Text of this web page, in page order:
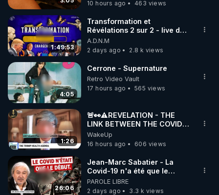
10 hours ago
463 views
1:49:53
Transformation et
Révélations 2 sur 2 - live du
07/08/26
A.D.N.M
2 days ago
2.8 k views
4:05
Cerrone - Supernature
Retro Video Vault
17 hours ago
565 views
1:26
🚨👀⚠️REVELATION - THE
LINK BETWEEN THE COVID
VACCINE AND CANCER -LIEN
VACCIN COVID ET CANCER
WakeUp
16 hours ago
606 views
26:06
Jean-Marc Sabatier - La
Covid-19 n'a été que le
début - L'ARNm & l'ARNm-aa
jusqu où auront-t-il ?
PAROLE LIBRE
2 days ago
3.3 k views